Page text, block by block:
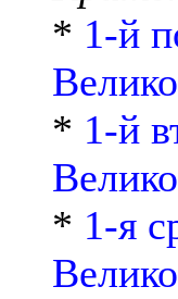
* 1-й
* 1-й
* 1-я